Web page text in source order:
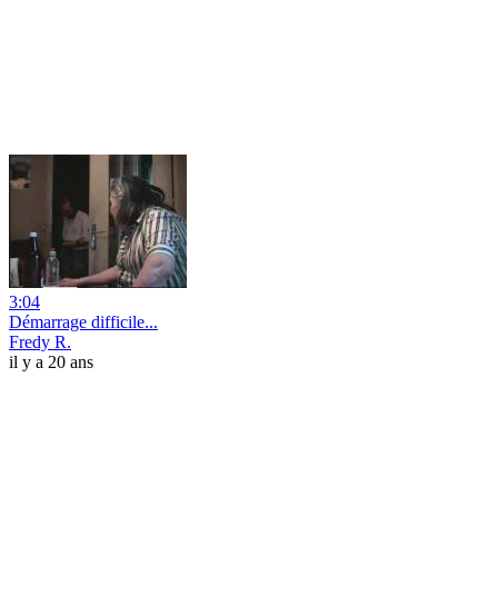
3:04
Démarrage difficile...
Fredy R.
il y a 20 ans